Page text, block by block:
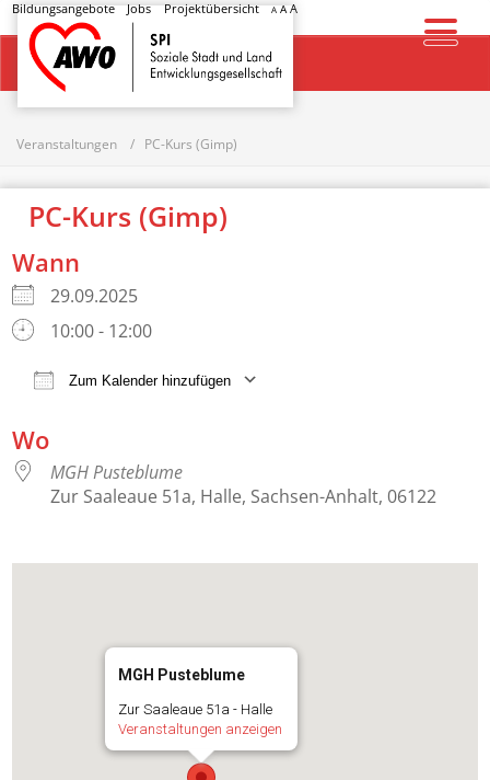
Bildungsangebote Jobs Projektübersicht A AA
Startseite
Veranstaltungen PC-Kurs (Gimp)
PC-Kurs (Gimp)
Wann
29.09.2025
10:00 - 12:00
Zum Kalender hinzufügen
Wo
MGH Pusteblume
Zur Saaleaue 51a, Halle, Sachsen-Anhalt, 06122
MGH Pusteblume
Zur Saaleaue 51a - Halle
Veranstaltungen anzeigen